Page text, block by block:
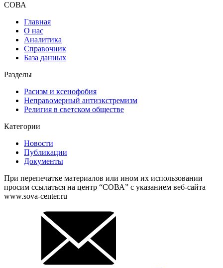
СОВА
Главная
О нас
Аналитика
Справочник
База данных
Разделы
Расизм и ксенофобия
Неправомерный антиэкстремизм
Религия в светском обществе
Категории
Новости
Публикации
Документы
При перепечатке материалов или ином их использовании
просим ссылаться на центр “СОВА” с указанием веб-сайта
www.sova-center.ru